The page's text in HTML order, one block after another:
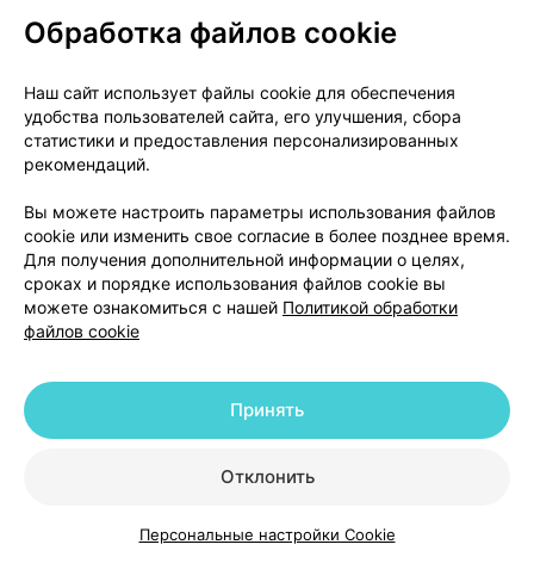
КаталогКорзинаИзбранноеПрофиль
применение местных глюкокортикоидов может
угнетать функцию гипофизарно-надпочечниковой
недостаточности функции надпочечников и
проявлениям чрезмерного применения
глюкокортикоидов, включая синдром Кушинга.
Поскольку гентамицин всасывается в
минимальных количествах, вероятно, других
проявлений токсичности, связанных с
передозировкой, не будет.
гентамицина может привести к чрезмерному
росту грибков или нечувствительных бактерий.
препарат, или использует очень большое
длительного периода времени, следует
Обработка файлов cookie
Наш сайт использует файлы cookie для обеспечения
удобства пользователей сайта, его улучшения, сбора
статистики и предоставления персонализированных
рекомендаций.
Вы можете настроить параметры использования файлов
cookie или изменить свое согласие в более позднее время.
Для получения дополнительной информации о целях,
сроках и порядке использования файлов cookie вы
можете ознакомиться с нашей Политикой обработки
файлов cookie
Отклонить
Принять
Персональные настройки Cookie